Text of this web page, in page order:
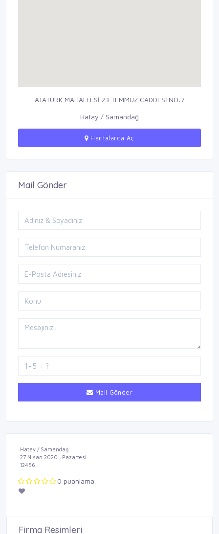
ATATÜRK MAHALLESİ 23 TEMMUZ CADDESİ NO:7
Hatay / Samandağ
Haritalarda Aç
Mail Gönder
Mail Gönder
Hatay / Samandağ
27 Nisan 2020 , Pazartesi
12456
0 puanlama.
Firma Resimleri